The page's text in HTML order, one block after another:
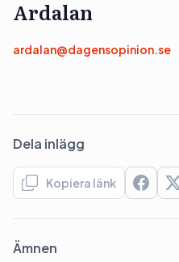
Ardalan
ardalan@dagensopinion.se
Dela inlägg
Kopiera länk
Ämnen